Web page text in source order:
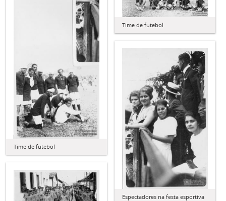
Time de futebol
Time de futebol
Espectadores na festa esportiva